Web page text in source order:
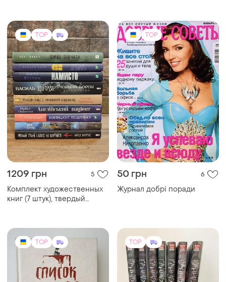
TOP
1209 грн 5
Комплект художественных
книг (7 штук), твердый
книголов
TOP
50 грн 6
Журнал добрі поради
TOP TOP